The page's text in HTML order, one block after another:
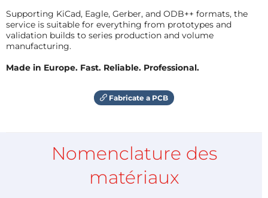
Supporting KiCad, Eagle, Gerber, and ODB++ formats, the
service is suitable for everything from prototypes and
validation builds to series production and volume
manufacturing.
Made in Europe. Fast. Reliable. Professional.
Fabricate a PCB
Nomenclature des
matériaux